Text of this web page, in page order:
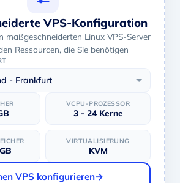
VPS-Konfiguration
maßgeschneiderten Linux VPS-Server
Ressourcen, die Sie benötigen
- Frankfurt
VCPU-PROZESSOR
3 - 24 Kerne
VIRTUALISIERUNG
KVM
VPS konfigurieren→